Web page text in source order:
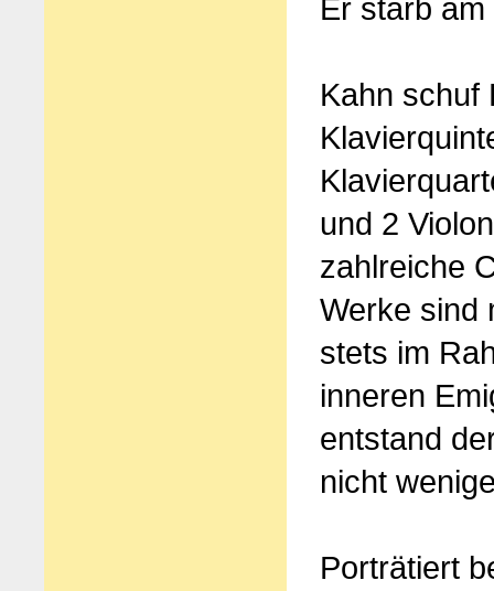
Er starb
Kahn schuf
und 2
zahlreiche
Werke sind
stets im
inneren
entstand
nicht
Porträtiert